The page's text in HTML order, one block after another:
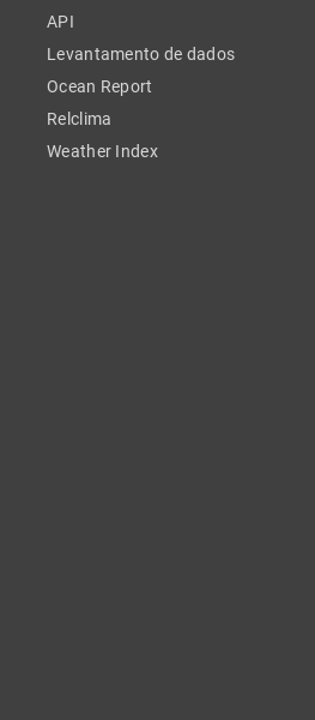
API
Levantamento de dados
Ocean Report
Relclima
Weather Index